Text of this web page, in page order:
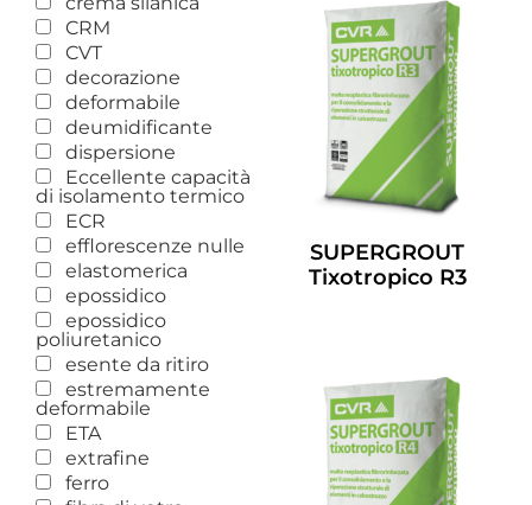
CRM
CVT
decorazione
deformabile
deumidificante
dispersione
Eccellente capacità
di isolamento termico
ECR
efflorescenze nulle
elastomerica
epossidico
epossidico
poliuretanico
esente da ritiro
estremamente
deformabile
ETA
extrafine
ferro
SUPERGROUT
Tixotropico R3